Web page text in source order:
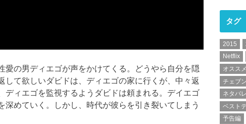
愛の男ディエゴが声をかけてくる。どうやら自分を隠
して欲しいダビドは、ディエゴの家に行くが、中々返
ディエゴを監視するようダビドは頼まれる。デイエゴ
めていく。しかし、時代が彼らを引き裂いてしまう
タグ
2015
Netflix
オススメ
チェブ
ネタバ
ベスト
予告編